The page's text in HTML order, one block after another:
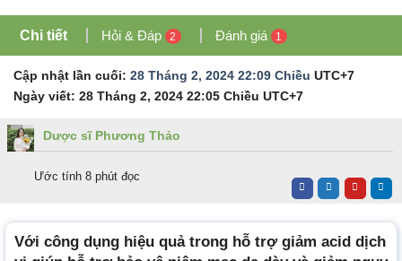
Chi tiết Hỏi & Đáp 2 Đánh giá 1
Cập nhật lần cuối: 28 Tháng 2, 2024 22:09 Chiều UTC+7
Ngày viết: 28 Tháng 2, 2024 22:05 Chiều UTC+7
Dược sĩ Phương Thảo
Ước tính 8 phút đọc
Với công dụng hiệu quả trong hỗ trợ giảm acid dịch